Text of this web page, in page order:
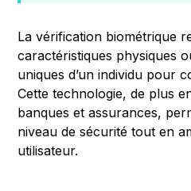
La vérification biométrique
caractéristiques physiques
uniques d’un individu pour
Cette technologie, de plus
banques et assurances,
niveau de sécurité tout en
utilisateur.